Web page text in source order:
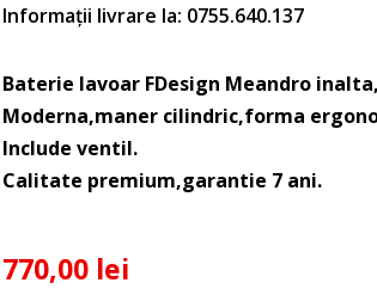
Informații livrare la: 0755.640.137
Baterie lavoar FDesign Meandro
Moderna,maner cilindric,forma
Include ventil.
Calitate premium,garantie 7 ani.
770,00 lei